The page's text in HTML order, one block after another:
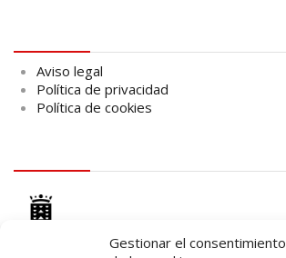
Gestionar el consentimiento
Aviso legal
Política de privacidad
Política de cookies